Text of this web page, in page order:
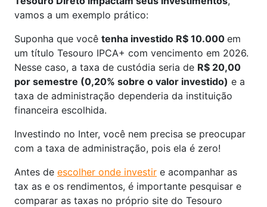
vamos a um exemplo prático:
Suponha que você tenha investido R$ 10.000 em
um título Tesouro IPCA+ com vencimento em 2026.
Nesse caso, a taxa de custódia seria de R$ 20,00
por semestre (0,20% sobre o valor investido) e a
taxa de administração dependeria da instituição
financeira escolhida.
Investindo no Inter, você nem precisa se preocupar
com a taxa de administração, pois ela é zero!
Antes de escolher onde investir e acompanhar as
tax as e os rendimentos, é importante pesquisar e
comparar as taxas no próprio site do Tesouro